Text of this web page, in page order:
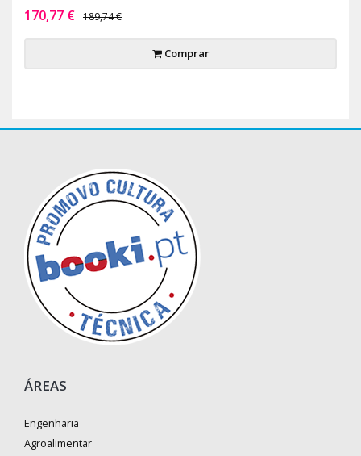
170,77 € 189,74 €
Comprar
ÁREAS
Engenharia
Agroalimentar